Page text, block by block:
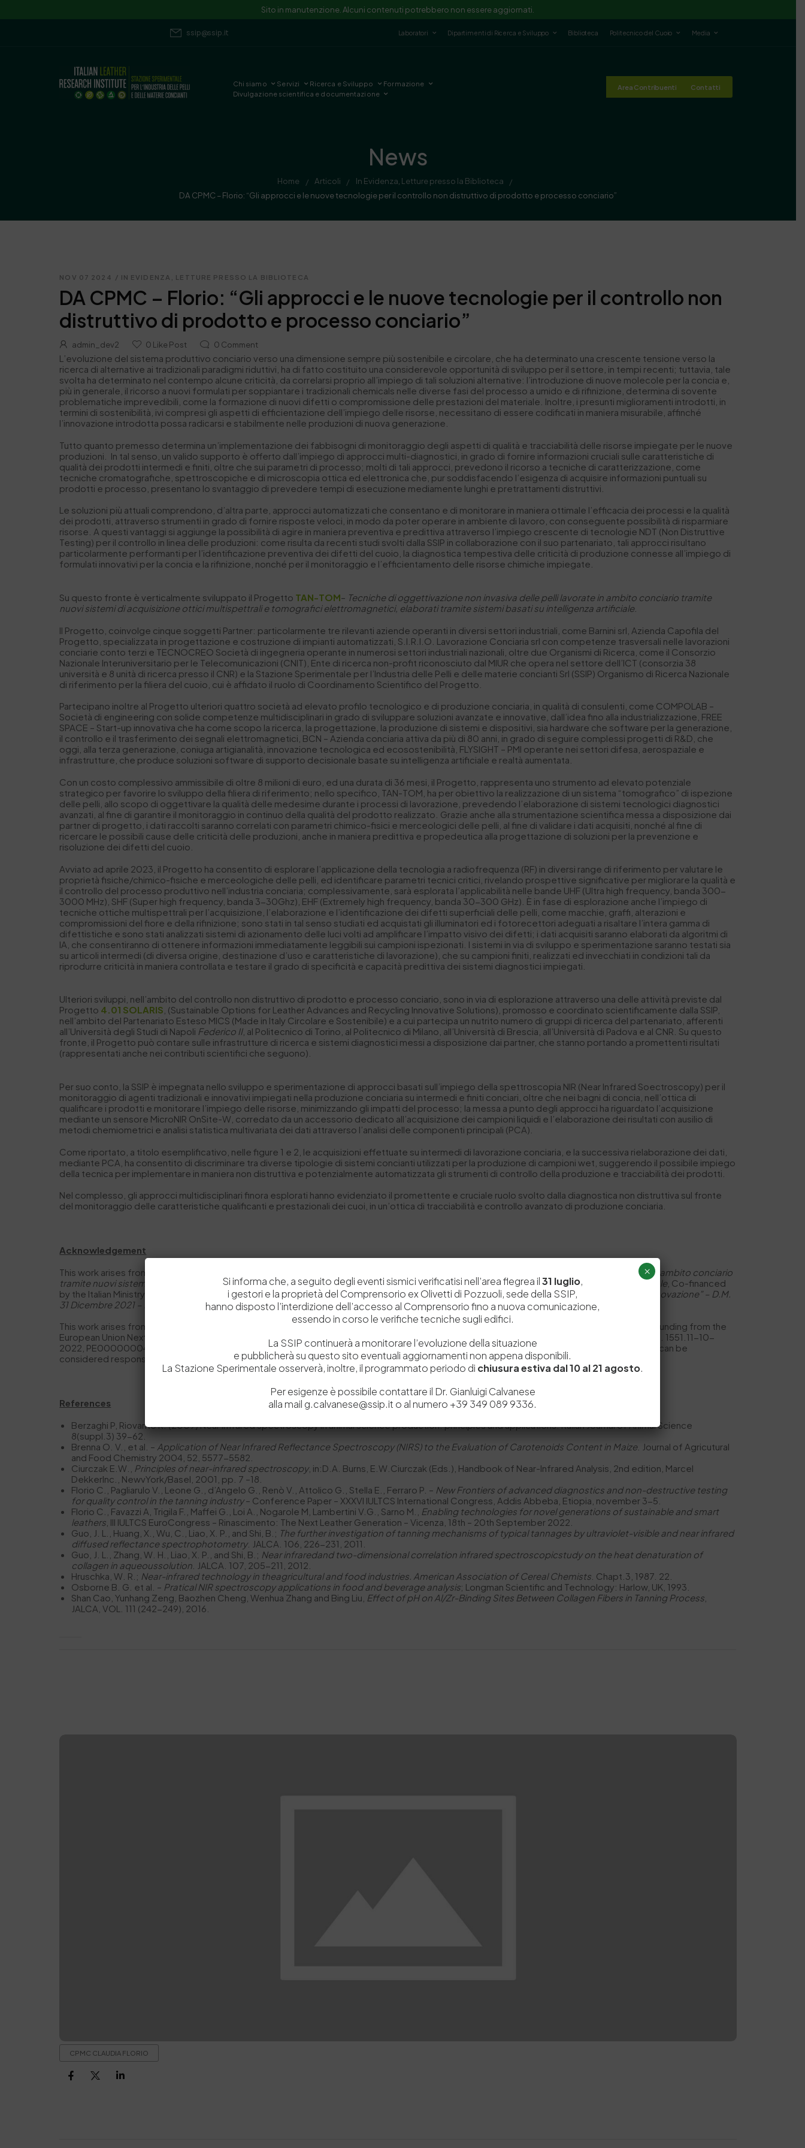
Sito in manutenzione. Alcuni contenuti potrebbero non essere aggiornati.
ssip@ssip.it Laboratori Dipartimenti di Ricerca e Sviluppo Biblioteca Politecnico del Cuoio Media
Chi siamo Servizi Ricerca e Sviluppo
Formazione
Divulgazione scientifica e documentazione
Area Contribuenti Contatti
News
Home / Articoli / In Evidenza Letture presso la Biblioteca
/
DA CPMC – Florio: “Gli approcci e le nuove tecnologie per il controllo non distruttivo di prodotto e processo conciario”
NOV 07 2024 / IN EVIDENZA LETTURE PRESSO LA BIBLIOTECA
DA CPMC – Florio: “Gli approcci e le nuove tecnologie per il controllo non
distruttivo di prodotto e processo conciario”
admin_dev2 0 Like Post 0 Comment
L’evoluzione del sistema produttivo conciario verso una dimensione sempre più sostenibile e circolare, che ha determinato una crescente tensione verso la
ricerca di alternative ai tradizionali paradigmi riduttivi, ha di fatto costituito una considerevole opportunità di sviluppo per il settore, in tempi recenti; tuttavia, tale
svolta ha determinato nel contempo alcune criticità, da correlarsi proprio all’impiego di tali soluzioni alternative: l’introduzione di nuove molecole per la concia e,
più in generale, il ricorso a nuovi formulati per soppiantare i tradizionali chemicals nelle diverse fasi del processo a umido e di rifinizione, determina di sovente
problematiche imprevedibili, come la formazione di nuovi difetti o compromissione delle prestazioni del materiale. Inoltre, i presunti miglioramenti introdotti, in
termini di sostenibilità, ivi compresi gli aspetti di efficientazione dell’impiego delle risorse, necessitano di essere codificati in maniera misurabile, affinché
l’innovazione introdotta possa radicarsi e stabilmente nelle produzioni di nuova generazione.
Tutto quanto premesso determina un’implementazione dei fabbisogni di monitoraggio degli aspetti di qualità e tracciabilità delle risorse impiegate per le nuove
produzioni. In tal senso, un valido supporto è offerto dall’impiego di approcci multi-diagnostici, in grado di fornire informazioni cruciali sulle caratteristiche di
qualità dei prodotti intermedi e finiti, oltre che sui parametri di processo; molti di tali approcci, prevedono il ricorso a tecniche di caratterizzazione, come
tecniche cromatografiche, spettroscopiche e di microscopia ottica ed elettronica che, pur soddisfacendo l’esigenza di acquisire informazioni puntuali su
prodotti e processo, presentano lo svantaggio di prevedere tempi di esecuzione mediamente lunghi e pretrattamenti distruttivi.
Le soluzioni più attuali comprendono, d’altra parte, approcci automatizzati che consentano e di monitorare in maniera ottimale l’efficacia dei processi e la qualità
dei prodotti, attraverso strumenti in grado di fornire risposte veloci, in modo da poter operare in ambiente di lavoro, con conseguente possibilità di risparmiare
risorse. A questi vantaggi si aggiunge la possibilità di agire in maniera preventiva e predittiva attraverso l’impiego crescente di tecnologie NDT (Non Distruttive
Testing) per il controllo in linea delle produzioni: come risulta da recenti studi svolti dalla SSIP in collaborazione con il suo partenariato, tali approcci risultano
particolarmente performanti per l’identificazione preventiva dei difetti del cuoio, la diagnostica tempestiva delle criticità di produzione connesse all’impiego di
formulati innovativi per la concia e la rifinizione, nonché per il monitoraggio e l’efficientamento delle risorse chimiche impiegate.
Su questo fronte è verticalmente sviluppato il Progetto TAN-TOM– Tecniche di oggettivazione non invasiva delle pelli lavorate in ambito conciario tramite
nuovi sistemi di acquisizione ottici multispettrali e tomografici elettromagnetici, elaborati tramite sistemi basati su intelligenza artificiale.
Il Progetto, coinvolge cinque soggetti Partner: particolarmente tre rilevanti aziende operanti in diversi settori industriali, come Barnini srl, Azienda Capofila del
Progetto, specializzata in progettazione e costruzione di impianti automatizzati, S.I.R.I.O. Lavorazione Conciaria srl con competenze trasversali nelle lavorazioni
conciarie conto terzi e TECNOCREO Società di ingegneria operante in numerosi settori industriali nazionali, oltre due Organismi di Ricerca, come il Consorzio
Nazionale Interuniversitario per le Telecomunicazioni (CNIT), Ente di ricerca non-profit riconosciuto dal MIUR che opera nel settore dell’ICT (consorzia 38
università e 8 unità di ricerca presso il CNR) e la Stazione Sperimentale per l’Industria delle Pelli e delle materie concianti Srl (SSIP) Organismo di Ricerca Nazionale
di riferimento per la filiera del cuoio, cui è affidato il ruolo di Coordinamento Scientifico del Progetto.
Partecipano inoltre al Progetto ulteriori quattro società ad elevato profilo tecnologico e di produzione conciaria, in qualità di consulenti, come COMPOLAB –
Società di engineering con solide competenze multidisciplinari in grado di sviluppare soluzioni avanzate e innovative, dall’idea fino alla industrializzazione, FREE
SPACE – Start-up innovativa che ha come scopo la ricerca, la progettazione, la produzione di sistemi e dispositivi, sia hardware che software per la generazione,
il controllo e il trasferimento dei segnali elettromagnetici, BCN – Azienda conciaria attiva da più di 80 anni, in grado di seguire complessi progetti di R&D, che
oggi, alla terza generazione, coniuga artigianalità, innovazione tecnologica ed ecosostenibilità, FLYSIGHT – PMI operante nei settori difesa, aerospaziale e
infrastrutture, che produce soluzioni software di supporto decisionale basate su intelligenza artificiale e realtà aumentata.
Con un costo complessivo ammissibile di oltre 8 milioni di euro, ed una durata di 36 mesi, il Progetto, rappresenta uno strumento ad elevato potenziale
strategico per favorire lo sviluppo della filiera di riferimento; nello specifico, TAN-TOM, ha per obiettivo la realizzazione di un sistema “tomografico” di ispezione
delle pelli, allo scopo di oggettivare la qualità delle medesime durante i processi di lavorazione, prevedendo l’elaborazione di sistemi tecnologici diagnostici
avanzati, al fine di garantire il monitoraggio in continuo della qualità del prodotto realizzato. Grazie anche alla strumentazione scientifica messa a disposizione dai
partner di progetto, i dati raccolti saranno correlati con parametri chimico-fisici e merceologici delle pelli, al fine di validare i dati acquisiti, nonché al fine di
ricercare le possibili cause delle criticità delle produzioni, anche in maniera predittiva e propedeutica alla progettazione di soluzioni per la prevenzione e
risoluzione dei difetti del cuoio.
Avviato ad aprile 2023, il Progetto ha consentito di esplorare l’applicazione della tecnologia a radiofrequenza (RF) in diversi range di riferimento per valutare le
proprietà fisiche/chimico-fisiche e merceologiche delle pelli, ed identificare parametri tecnici critici, rivelando prospettive significative per migliorare la qualità e
il controllo del processo produttivo nell’industria conciaria; complessivamente, sarà esplorata l’applicabilità nelle bande UHF (Ultra high frequency, banda 300-
3000 MHz), SHF (Super high frequency, banda 3-30Ghz), EHF (Extremely high frequency, banda 30-300 GHz). È in fase di esplorazione anche l’impiego di
tecniche ottiche multispettrali per l’acquisizione, l’elaborazione e l’identificazione dei difetti superficiali delle pelli, come macchie, graffi, alterazioni e
compromissioni del fiore e della rifinizione; sono stati in tal senso studiati ed acquistati gli illuminatori ed i fotorecettori adeguati a risaltare l’intera gamma di
difettistiche e sono stati analizzati sistemi di azionamento delle luci volti ad amplificare l’impatto visivo dei difetti; i dati acquisiti saranno elaborati da algoritmi di
IA, che consentiranno di ottenere informazioni immediatamente leggibili sui campioni ispezionati. I sistemi in via di sviluppo e sperimentazione saranno testati sia
su articoli intermedi (di diversa origine, destinazione d’uso e caratteristiche di lavorazione), che su campioni finiti, realizzati ed invecchiati in condizioni tali da
riprodurre criticità in maniera controllata e testare il grado di specificità e capacità predittiva dei sistemi diagnostici impiegati.
Ulteriori sviluppi, nell’ambito del controllo non distruttivo di prodotto e processo conciario, sono in via di esplorazione attraverso una delle attività previste dal
Progetto 4.01 SOLARIS , (Sustainable Options for Leather Advances and Recycling Innovative Solutions), promosso e coordinato scientificamente dalla SSIP,
nell’ambito del Partenariato Esteso MICS (Made in Italy Circolare e Sostenibile) e a cui partecipa un nutrito numero di gruppi di ricerca del partenariato, afferenti
all’Università degli Studi di Napoli Federico II, al Politecnico di Torino, al Politecnico di Milano, all’Università di Brescia, all’Università di Padova e al CNR. Su questo
fronte, il Progetto può contare sulle infrastrutture di ricerca e sistemi diagnostici messi a disposizione dai partner, che stanno portando a promettenti risultati
(rappresentati anche nei contributi scientifici che seguono).
Per suo conto, la SSIP è impegnata nello sviluppo e sperimentazione di approcci basati sull’impiego della spettroscopia NIR (Near Infrared Soectroscopy) per il
monitoraggio di agenti tradizionali e innovativi impiegati nella produzione conciaria su intermedi e finiti conciari, oltre che nei bagni di concia, nell’ottica di
qualificare i prodotti e monitorare l’impiego delle risorse, minimizzando gli impatti del processo; la messa a punto degli approcci ha riguardato l’acquisizione
mediante un sensore MicroNIR OnSite-W, corredato da un accessorio dedicato all’acquisizione dei campioni liquidi e l’elaborazione dei risultati con ausilio di
metodi chemiometrici e analisi statistica multivariata dei dati attraverso l’analisi delle componenti principali (PCA).
Come riportato, a titolo esemplificativo, nelle figure 1 e 2, le acquisizioni effettuate su intermedi di lavorazione conciaria, e la successiva rielaborazione dei dati,
mediante PCA, ha consentito di discriminare tra diverse tipologie di sistemi concianti utilizzati per la produzione di campioni wet, suggerendo il possibile impiego
della tecnica per implementare in maniera non distruttiva e potenzialmente automatizzata gli strumenti di controllo della produzione e tracciabilità dei prodotti.
Nel complesso, gli approcci multidisciplinari finora esplorati hanno evidenziato il promettente e cruciale ruolo svolto dalla diagnostica non distruttiva sul fronte
del monitoraggio delle caratteristiche qualificanti e prestazionali dei cuoi, in un’ottica di tracciabilità e controllo avanzato di produzione conciaria.
Acknowledgement
This work arises from a part of activities carried out within the Project
TAN-TOM – Tecniche di oggettivazione non invasiva delle pelli lavorate in ambito conciario
tramite nuovi sistemi di acquisizione ottici multispettrali e tomografici elettromagnetici, elaborati tramite sistemi basati su intelligenza artificiale, Co-financed
by the Italian Ministry of Enterprises and Made in Italy (ex-MISE), Fondo per la Crescita Sostenibile – Primo Sportello del Bando “Accordi per l’innovazione” – D.M.
31 Dicembre 2021 – DD 18 Marzo 2022.
This work arises from a part of activities carried out within the MICS (Made in Italy–Circular and Sustainable) Extended Partnership and received funding from the
European Union Next-Generation EU (PIANO NAZIONALE DI RIPRESA E RESILIENZA (PNRR) – MISSIONE 4 COMPONENTE 2, INVESTIMENTO 1.3 –D.D. 1551.11-10-
2022, PE00000004). This manuscript reflects only the authors’ views and opinions, neither the European Union nor the European Commission can be
considered responsible for them.
References
Berzaghi P, Riovanto R. (2009) Near infrared spectroscopy in animal science production: principles and applications. Italian Journal of Animal Science
8(suppl.3) 39-62.
Brenna O. V., et al. – Application of Near Infrared Reflectance Spectroscopy (NIRS) to the Evaluation of Carotenoids Content in Maize. Journal of Agricutural
and Food Chemistry 2004, 52, 5577-5582.
Ciurczak E.W., Principles of near-infrared spectroscopy, in:D.A. Burns, E.W.Ciurczak (Eds.), Handbook of Near-Infrared Analysis, 2nd edition, Marcel
DekkerInc., NewvYork/Basel, 2001, pp. 7 –18.
Florio C., Pagliarulo V., Leone G., d’Angelo G., Renò V., Attolico G., Stella E., Ferraro P. – New Frontiers of advanced diagnostics and non-destructive testing
for quality control in the tanning industry– Conference Paper – XXXVI IULTCS International Congress, Addis Abbeba, Etiopia, november 3-5.
Florio C., Favazzi A, Trigila F., Maffei G., Loi A., Nogarole M, Lambertini V.G., Sarno M., Enabling technologies for novel generations of sustainable and smart
leathers , III IULTCS EuroCongress – Rinascimento: The Next Leather Generation – Vicenza, 18th – 20th September 2022.
Guo, J. L., Huang, X., Wu, C., Liao, X. P., and Shi, B.; The further investigation of tanning mechanisms of typical tannages by ultraviolet-visible and near infrared
diffused reflectance spectrophotometry. JALCA. 106, 226-231, 2011.
Guo, J. L., Zhang, W. H., Liao, X. P., and Shi, B.; Near infraredand two-dimensional correlation infrared spectroscopicstudy on the heat denaturation of
collagen in aqueoussolution . JALCA. 107, 205-211, 2012.
Hruschka, W. R.; Near-infrared technology in theagricultural and food industries. American Association of Cereal Chemists . Chapt.3, 1987. 22.
Osborne B. G. et al. – Pratical NIR spectroscopy applications in food and beverage analysis; Longman Scientific and Technology: Harlow, UK, 1993.
Shan Cao, Yunhang Zeng, Baozhen Cheng, Wenhua Zhang and Bing Liu, Effect of pH on Al/Zr-Binding Sites Between Collagen Fibers in Tanning Process
JALCA, VOL. 111 (242-249), 2016.
CPMC CLAUDIA FLORIO
Si informa che, a seguito degli eventi sismici verificatisi nell’area flegrea il31 luglio,
i gestori e la proprietà del Comprensorio ex Olivetti di Pozzuoli, sede della SSIP,
hanno disposto l’interdizione dell’accesso al Comprensorio fino a nuova comunicazione,
essendo in corso le verifiche tecniche sugli edifici.
La SSIP continuerà a monitorare l’evoluzione della situazione
e pubblicherà su questo sito eventuali aggiornamenti non appena disponibili.
La Stazione Sperimentale osserverà, inoltre, il programmato periodo di chiusura estiva dal 10 al 21 agosto.
Per esigenze è possibile contattare il Dr. Gianluigi Calvanese
alla mail g.calvanese@ssip.it o al numero +39 349 089 9336.
×